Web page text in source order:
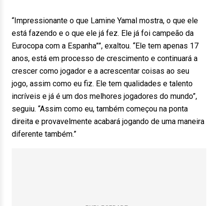
“Impressionante o que Lamine Yamal mostra, o que ele
está fazendo e o que ele já fez. Ele já foi campeão da
Eurocopa com a Espanha””, exaltou. “Ele tem apenas 17
anos, está em processo de crescimento e continuará a
crescer como jogador e a acrescentar coisas ao seu
jogo, assim como eu fiz. Ele tem qualidades e talento
incríveis e já é um dos melhores jogadores do mundo”,
seguiu. “Assim como eu, também começou na ponta
direita e provavelmente acabará jogando de uma maneira
diferente também.”